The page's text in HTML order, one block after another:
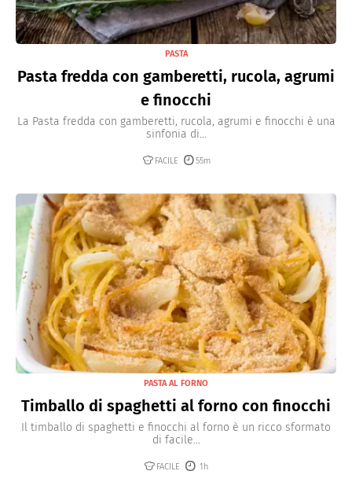
PASTA
Pasta fredda con gamberetti, rucola, agrumi
e finocchi
La Pasta fredda con gamberetti, rucola, agrumi e finocchi è una
sinfonia di...
FACILE 55m
PASTA AL FORNO
Timballo di spaghetti al forno con finocchi
Il timballo di spaghetti e finocchi al forno è un ricco sformato
di facile...
FACILE 1h